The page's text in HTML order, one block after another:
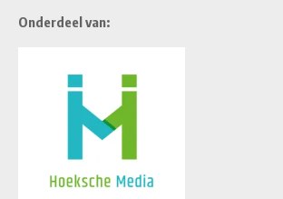
Onderdeel van: